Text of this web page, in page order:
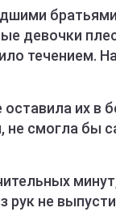
девочки
течением.
их в
не смогла бы
рук не